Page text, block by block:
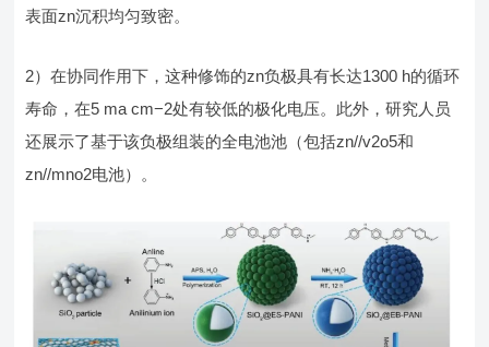
表面zn沉积均匀致密。
2）在协同作用下，这种修饰的zn负极具有长达1300 h的循环
寿命，在5 ma cm−2处有较低的极化电压。此外，研究人员
还展示了基于该负极组装的全电池池（包括zn//v2o5和
zn//mno2电池）。